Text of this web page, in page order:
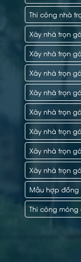
Thi công nhà
Xây nhà trọn
Xây nhà trọn
Xây nhà trọn
Xây nhà trọn
Xây nhà trọn
Xây nhà trọn
Xây nhà trọn
Xây nhà trọn
Mẫu hợp đồng
Thi công móng